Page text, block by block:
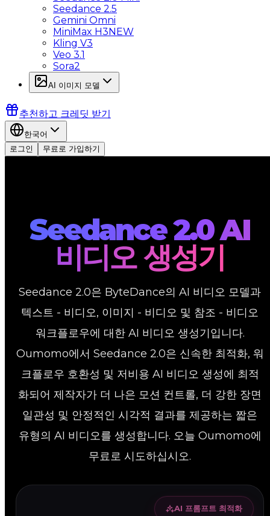
Seedance 2.5
Gemini Omni
MiniMax H3NEW
Kling V3
Veo 3.1
Sora2
AI 이미지 모델
추천하고 크레딧 받기
한국어
로그인
무료로 가입하기
Seedance 2.0 AI
비디오 생성기
Seedance 2.0은 ByteDance의 AI 비디오 모델과
텍스트 - 비디오, 이미지 - 비디오 및 참조 - 비디오
워크플로우에 대한 AI 비디오 생성기입니다.
Oumomo에서 Seedance 2.0은 신속한 최적화, 워
크플로우 호환성 및 저비용 AI 비디오 생성에 최적
화되어 제작자가 더 나은 모션 컨트롤, 더 강한 장면
일관성 및 안정적인 시각적 결과를 제공하는 짧은
유형의 AI 비디오를 생성합니다. 오늘 Oumomo에
무료로 시도하십시오.
AI 프롬프트 최적화